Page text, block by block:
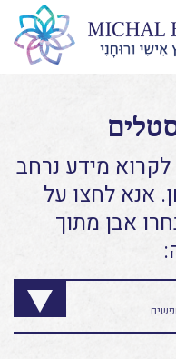
לקרוא מידע נרחב
אנא לחצו על
אבן מתוך